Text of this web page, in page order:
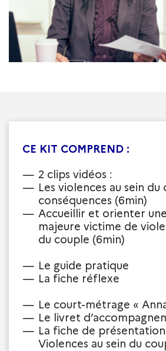
CE KIT COMPREND :
2 clips vidéos :
Les violences au sein
conséquences (6min)
Accueillir et orienter
majeure victime de
du couple (6min)
Le guide pratique
La fiche réflexe
Le court-métrage «
Le livret
La fiche de
Violences au sein du